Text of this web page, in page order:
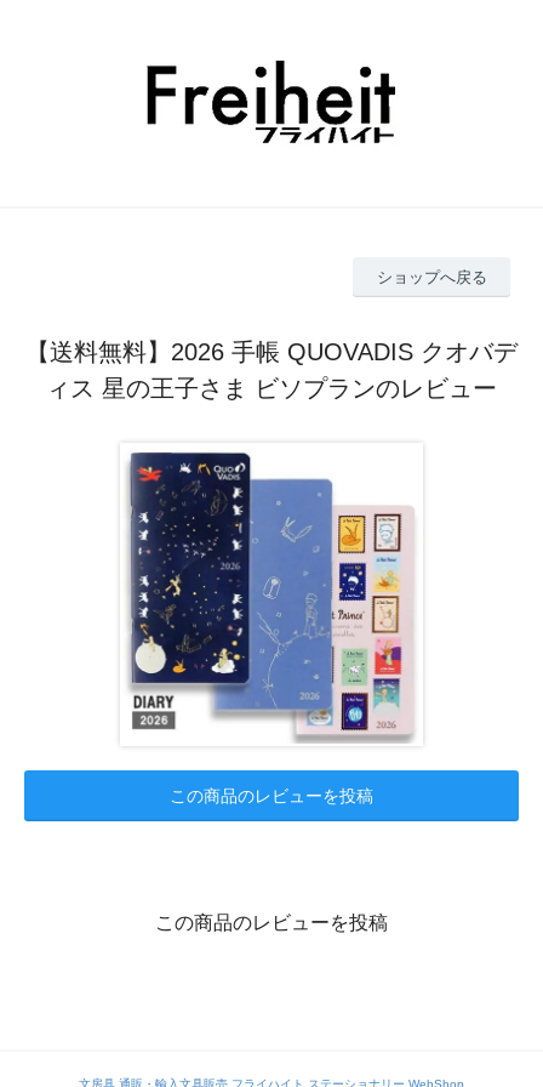
ショップへ戻る
【送料無料】2026 手帳 QUOVADIS クオバデ
ィス 星の王子さま ビソプランのレビュー
この商品のレビューを投稿
この商品のレビューを投稿
文房具 通販・輸入文具販売 フライハイト ステーショナリー WebShop